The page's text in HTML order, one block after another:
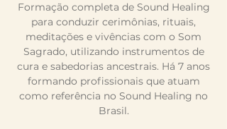
Formação completa de Sound Healing
para conduzir cerimônias, rituais,
meditações e vivências com o Som
Sagrado, utilizando instrumentos de
cura e sabedorias ancestrais. Há 7 anos
formando profissionais que atuam
como referência no Sound Healing no
Brasil.